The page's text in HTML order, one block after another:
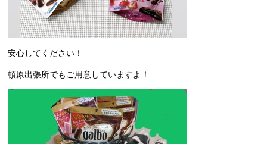
安心してください！
頓原出張所でもご用意していますよ！